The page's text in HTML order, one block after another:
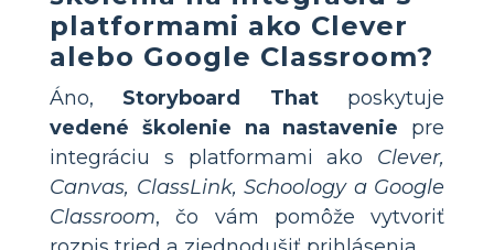
platformami ako Clever
alebo Google Classroom?
Áno, Storyboard Thatposkytuje
vedené školenie na nastavenie pre
integráciu s platformami ako Clever,
Canvas, ClassLink, Schoology a Google
Classroom, čo vám pomôže vytvoriť